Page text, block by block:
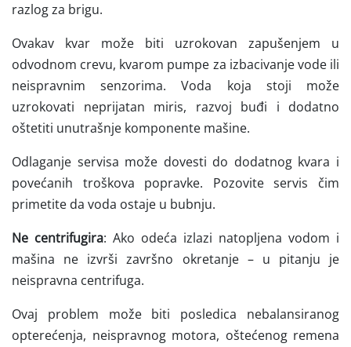
razlog za brigu.
Ovakav kvar može biti uzrokovan zapušenjem u
odvodnom crevu, kvarom pumpe za izbacivanje vode ili
neispravnim senzorima. Voda koja stoji može
uzrokovati neprijatan miris, razvoj buđi i dodatno
oštetiti unutrašnje komponente mašine.
Odlaganje servisa može dovesti do dodatnog kvara i
povećanih troškova popravke. Pozovite servis čim
primetite da voda ostaje u bubnju.
Ne centrifugira: Ako odeća izlazi natopljena vodom i
mašina ne izvrši završno okretanje – u pitanju je
neispravna centrifuga.
Ovaj problem može biti posledica nebalansiranog
opterećenja, neispravnog motora, oštećenog remena